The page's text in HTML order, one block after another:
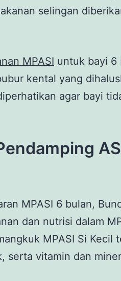
selingan
MPASI untuk bayi 6
kental yang
agar bayi
MPASI 6 bulan,
dan nutrisi dalam
MPASI Si Kecil
serta vitamin dan